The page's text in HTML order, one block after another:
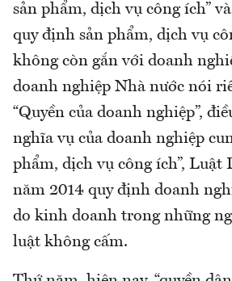
sản phẩm, dịch vụ công ích”
quy định sản phẩm, dịch vụ
không còn gắn với doanh
doanh nghiệp Nhà nước nói
“Quyền của doanh nghiệp”,
nghĩa vụ của doanh nghiệp
phẩm, dịch vụ công ích”, Luật
năm 2014 quy định doanh
do kinh doanh trong những
luật không cấm.